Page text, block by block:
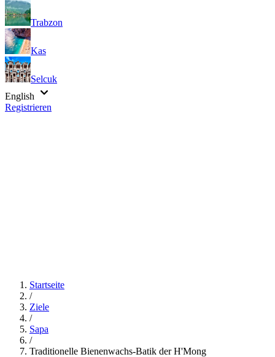
Trabzon
Kas
Selcuk
English
Registrieren
Startseite
/
Ziele
/
Sapa
/
Traditionelle Bienenwachs-Batik der H'Mong